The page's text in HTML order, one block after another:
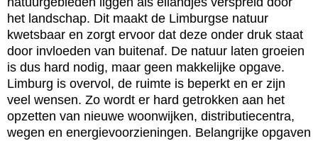
het landschap. Dit maakt de Limburgse natuur
kwetsbaar en zorgt ervoor dat deze onder druk staat
door invloeden van buitenaf. De natuur laten groeien
is dus hard nodig, maar geen makkelijke opgave.
Limburg is overvol, de ruimte is beperkt en er zijn
veel wensen. Zo wordt er hard getrokken aan het
opzetten van nieuwe woonwijken, distributiecentra,
wegen en energievoorzieningen. Belangrijke opgaven